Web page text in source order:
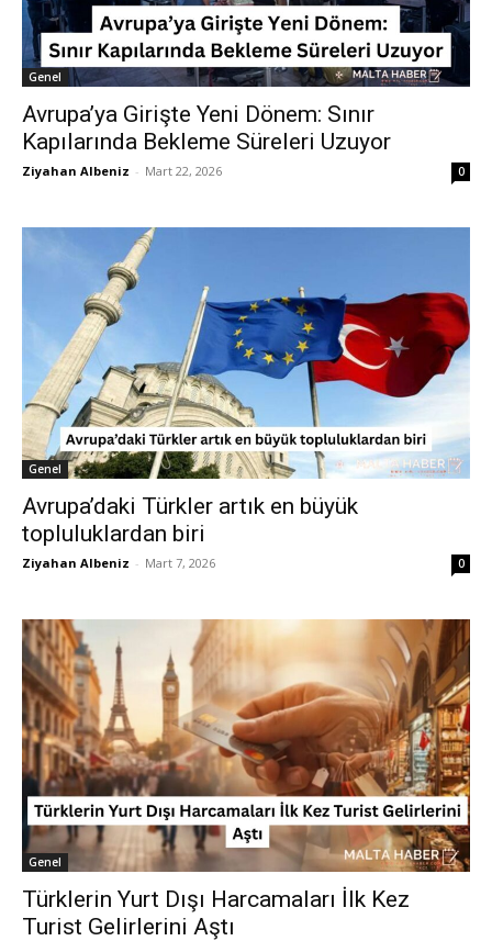
Genel
Avrupa’ya Girişte Yeni Dönem: Sınır
Kapılarında Bekleme Süreleri Uzuyor
Ziyahan Albeniz - Mart 22, 2026 0
Genel
Avrupa’daki Türkler artık en büyük
topluluklardan biri
Ziyahan Albeniz - Mart 7, 2026 0
Genel
Türklerin Yurt Dışı Harcamaları İlk Kez
Turist Gelirlerini Aştı